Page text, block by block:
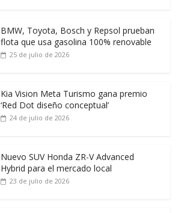
BMW, Toyota, Bosch y Repsol prueban
flota que usa gasolina 100% renovable
25 de julio de 2026
Kia Vision Meta Turismo gana premio
‘Red Dot diseño conceptual’
24 de julio de 2026
Nuevo SUV Honda ZR-V Advanced
Hybrid para el mercado local
23 de julio de 2026